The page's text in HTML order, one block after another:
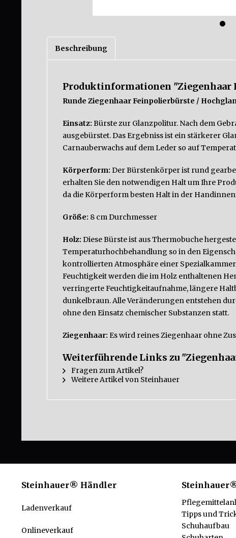
Beschreibung
Produktinformationen "Ziegenhaar
Runde Ziegenhaar Feinpolierbürste /
Einsatz: Bürste zur Glanzpolitur. Nach dem
ausgebürstet. Das Ergebniss ist ein stärkerer
Carnauberwachs auf dem Leder so auf
Körperform: Der Bürstenkörper ist rund
erhalten Sie den notwendigen Halt um Ihre
da die Körperform besten Halt in der
Größe: 8 cm Durchmesser
Holz: Diese Bürste ist aus Thermobuche
Temperaturhochbehandlung so in den
kontrollierten Atmosphäre einer
Feuchtigkeit werden die im Holz enthaltenen
verringerte Feuchtigkeitaufnahme, längere
dunkelbraun. Alle Veränderungen entstehen
ohne den Einsatz chemischer Substanzen statt.
Ziegenhaar: Es wird reines Ziegenhaar ohne
Weiterführende Links zu
Fragen zum Artikel?
Weitere Artikel von Steinhauer
Steinhauer® Händler
Ladenverkauf
Onlineverkauf
Tipps und
Schuhaufbau